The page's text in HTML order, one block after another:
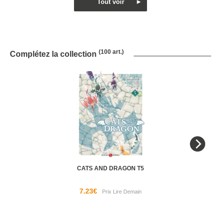
Complétez la collection (100 art.)
CATS AND DRAGON T5
7.23€